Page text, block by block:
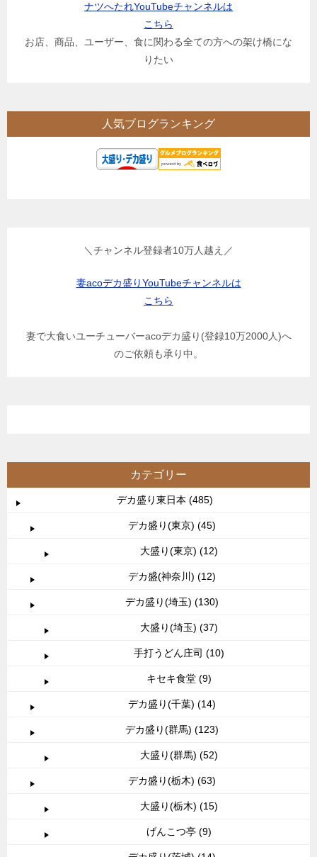
ナツへたれYouTubeチャンネルは
こちら
お店、商品、ユーザー、食に関わる全ての方への架け橋にな
りたい
人気ブログランキング
＼チャンネル登録者10万人越え／
妻acoデカ盛りYouTubeチャンネルは
こちら
妻で大食いユーチューバーacoデカ盛り(登録10万2000人)へ
のご依頼も承り中。
カテゴリー
デカ盛り東日本 (485)
デカ盛り(東京) (45)
大盛り(東京) (12)
デカ盛(神奈川) (12)
デカ盛り(埼玉) (130)
大盛り(埼玉) (37)
手打うどん庄司 (10)
キセキ食堂 (9)
デカ盛り(千葉) (14)
デカ盛り(群馬) (123)
大盛り(群馬) (52)
デカ盛り(栃木) (63)
大盛り(栃木) (15)
げんこつ亭 (9)